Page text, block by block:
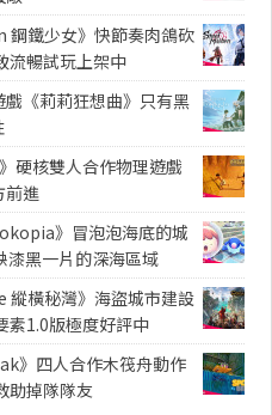
鋼鐵少女》快節奏肉鴿砍
流暢試玩上架中
戲《莉莉狂想曲》只有黑
硬核雙人合作物理遊戲
前進
》冒泡泡海底的城
漆黑一片的深海區域
縱橫秘灣》海盜城市建設
素1.0版極度好評中
》四人合作木筏舟動作
助掉隊隊友